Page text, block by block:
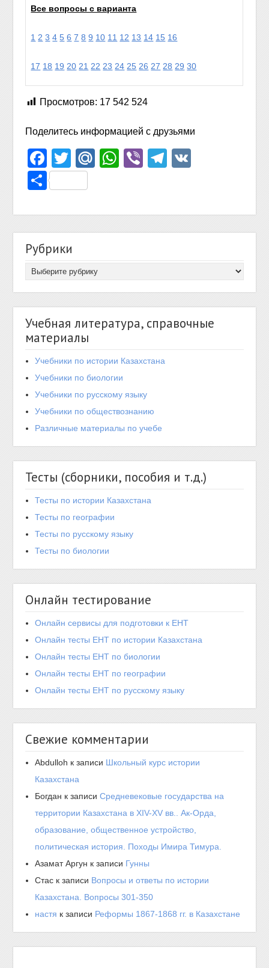
Все вопросы с варианта
1 2 3 4 5 6 7 8 9 10 11 12 13 14 15 16
17 18 19 20 21 22 23 24 25 26 27 28 29 30
Просмотров: 17 542 524
Поделитесь информацией с друзьями
Facebook
TwitterMail.Ru
WhatsApp
ViberTelegram
Отправить
Рубрики
Учебная литература, справочные
материалы
Учебники по истории Казахстана
Учебники по биологии
Учебники по русскому языку
Учебники по обществознанию
Различные материалы по учебе
Тесты (сборники, пособия и т.д.)
Тесты по истории Казахстана
Тесты по географии
Тесты по русскому языку
Тесты по биологии
Онлайн тестирование
Онлайн сервисы для подготовки к ЕНТ
Онлайн тесты ЕНТ по истории Казахстана
Онлайн тесты ЕНТ по биологии
Онлайн тесты ЕНТ по географии
Онлайн тесты ЕНТ по русскому языку
Свежие комментарии
Abdulloh к записи Школьный курс истории
Казахстана
Богдан к записиСредневековые государства на
территории Казахстана в XIV-XV вв.. Ак-Орда,
образование, общественное устройство,
политическая история. Походы Имира Тимура.
Азамат Аргун к записи Гунны
Стас к записи Вопросы и ответы по истории
Казахстана. Вопросы 301-350
настя к записи Реформы 1867-1868 гг. в Казахстане